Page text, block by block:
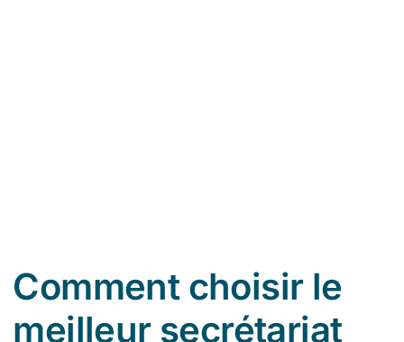
Comment choisir le
meilleur secrétariat